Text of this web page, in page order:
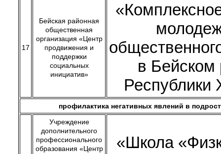
17
Бейская районная
общественная
организация «Центр
продвижения и
поддержки
социальных
инициатив»
в Бейском
Республики
профилактика негативных явлений в
Учреждение
дополнительного
профессионального
образования «Центр
«Школа